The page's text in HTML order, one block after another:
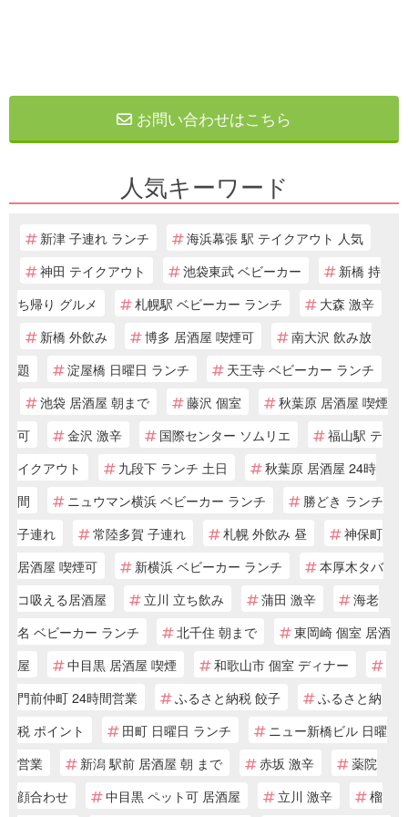
お問い合わせはこちら
人気キーワード
新津 子連れ ランチ
海浜幕張 駅 テイクアウト 人気
神田 テイクアウト
池袋東武 ベビーカー
新橋 持
ち帰り グルメ
札幌駅 ベビーカー ランチ
大森 激辛
新橋 外飲み
博多 居酒屋 喫煙可
南大沢 飲み放
題
淀屋橋 日曜日 ランチ
天王寺 ベビーカー ランチ
池袋 居酒屋 朝まで
藤沢 個室
秋葉原 居酒屋 喫煙
可
金沢 激辛 国際センター ソムリエ
福山駅 テ
イクアウト
九段下 ランチ 土日
秋葉原 居酒屋 24時
間
ニュウマン横浜 ベビーカー ランチ
勝どき ランチ
子連れ
常陸多賀 子連れ 札幌 外飲み 昼
神保町
居酒屋 喫煙可
新横浜 ベビーカー ランチ
本厚木タバ
コ吸える居酒屋
立川 立ち飲み 蒲田 激辛
海老
名 ベビーカー ランチ
北千住 朝まで
東岡崎 個室 居酒
屋
中目黒 居酒屋 喫煙
和歌山市 個室 ディナー
門前仲町 24時間営業
ふるさと納税 餃子
ふるさと納
税 ポイント
田町 日曜日 ランチ
ニュー新橋ビル 日曜
営業
新潟 駅前 居酒屋 朝 まで 赤坂 激辛
薬院
顔合わせ
中目黒 ペット可 居酒屋 立川 激辛 榴